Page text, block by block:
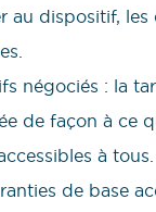
au dispositif,
négociés : la
de façon à ce
à tous.
de base